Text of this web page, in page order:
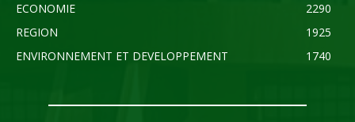
ECONOMIE
2290
REGION
1925
ENVIRONNEMENT ET DEVELOPPEMENT
1740